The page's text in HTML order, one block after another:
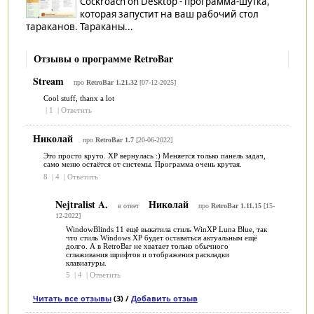
которая запустит на ваш рабочий стол
тараканов. Тараканы...
Отзывы о программе RetroBar
Stream
про RetroBar 1.21.32[07-12-2025]
Cool stuff, thanx a lot
1 Ответить
Николай про RetroBar 1.7[20-06-2022]
Это просто круто. ХР вернулась :) Меняется только панель задач,
само меню остаётся от системы. Программа очень крутая.
8
| 4 | Ответить
Nejtralist A. в ответ Николай про RetroBar 1.11.15[15-
12-2022]
WindowBlinds 11 ещё выкатила стиль WinXP Luna Blue, так
что стиль Windows XP будет оставаться актуальным ещё
долго. А в RetroBar не хватает только обычного
сглаживания шрифтов и отображения раскладки
клавиатуры.
5
4 Ответить
Читать все отзывы(3) / Добавить отзыв